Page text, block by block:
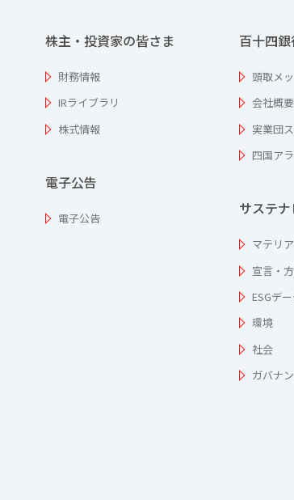
株主・投資家の皆さま
財務情報
IRライブラリ
株式情報
電子公告
電子公告
百十四
頭取メ
会社概要
実業団
四国ア
サステナ
マテリ
宣言・
ESGデ
環境
社会
ガバナ